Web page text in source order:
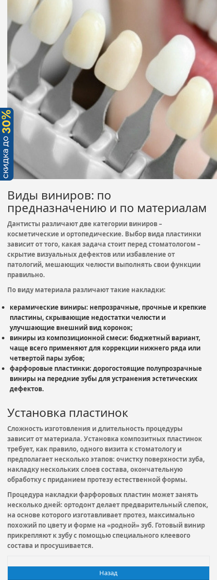
Виды виниров: по
предназначению и по материалам
Дантисты различают две категории виниров –
косметические и ортопедические. Выбор вида пластинки
зависит от того, какая задача стоит перед стоматологом –
скрытие визуальных дефектов или избавление от
патологий, мешающих челюсти выполнять свои функции
правильно.
По виду материала различают такие накладки:
керамические виниры: непрозрачные, прочные и крепкие
пластины, скрывающие недостатки челюсти и
улучшающие внешний вид коронок;
виниры из композиционной смеси: бюджетный вариант,
чаще всего применяют для коррекции нижнего ряда или
четвертой пары зубов;
фарфоровые пластинки: дорогостоящие полупрозрачные
виниры на передние зубы для устранения эстетических
дефектов.
Установка пластинок
Сложность изготовления и длительность процедуры
зависит от материала. Установка композитных пластинок
требует, как правило, одного визита к стоматологу и
предполагает несколько этапов: очистку поверхности зуба,
накладку нескольких слоев состава, окончательную
обработку с приданием протезу естественной формы.
Процедура накладки фарфоровых пластин может занять
несколько дней: ортодонт делает предварительный слепок,
на основе которого изготавливает протез, максимально
похожий по цвету и форме на «родной» зуб. Готовый винир
прикрепляют к зубу с помощью специального клеевого
состава и просушивается.
Назад